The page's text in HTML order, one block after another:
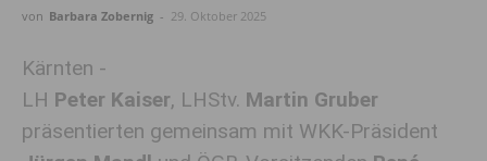
von Barbara Zobernig - 29. Oktober 2025
Kärnten -
LH Peter Kaiser, LHStv. Martin Gruber
präsentierten gemeinsam mit WKK-Präsident